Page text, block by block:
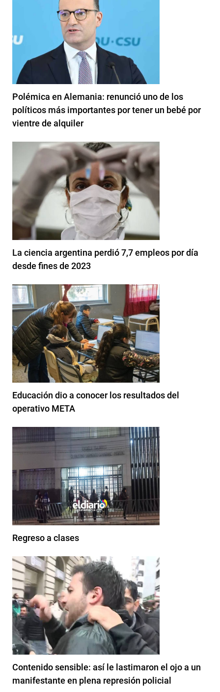
Polémica en Alemania: renunció uno de los
políticos más importantes por tener un bebé por
vientre de alquiler
La ciencia argentina perdió 7,7 empleos por día
desde fines de 2023
Educación dio a conocer los resultados del
operativo META
Regreso a clases
Contenido sensible: así le lastimaron el ojo a un
manifestante en plena represión policial